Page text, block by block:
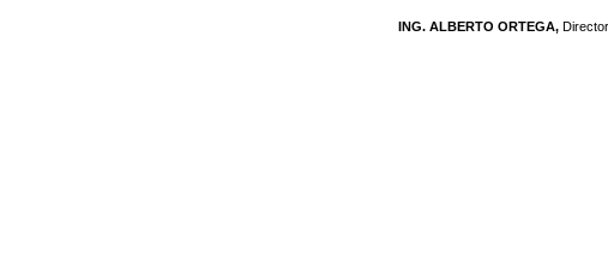
ING. ALBERTO ORTEGA,